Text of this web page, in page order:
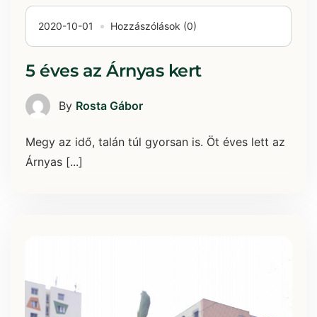
2020-10-01 Hozzászólások (0)
5 éves az Árnyas kert
By Rosta Gábor
Megy az idő, talán túl gyorsan is. Öt éves lett az
Árnyas [...]